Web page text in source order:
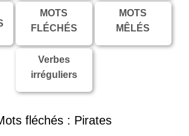
MOTS
FLÉCHÉS
MOTS
MÊLÉS
Verbes
irréguliers
fléchés : Pirates